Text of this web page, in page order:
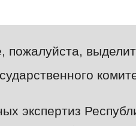
пожалуйста,
экспертиз